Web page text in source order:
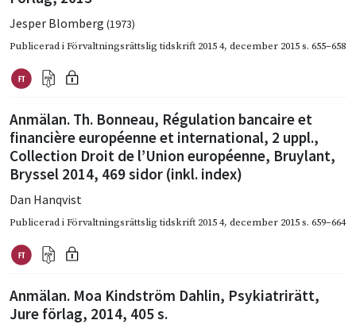
Jesper Blomberg (1973)
Publicerad iFörvaltningsrättslig tidskrift 2015 4, december 2015s. 655–658
Anmälan. Th. Bonneau, Régulation bancaire et
financière européenne et international, 2 uppl.,
Collection Droit de l’Union européenne, Bruylant,
Bryssel 2014, 469 sidor (inkl. index)
Dan Hanqvist
Publicerad iFörvaltningsrättslig tidskrift 2015 4, december 2015s. 659–664
Anmälan. Moa Kindström Dahlin, Psykiatrirätt,
Jure förlag, 2014, 405 s.